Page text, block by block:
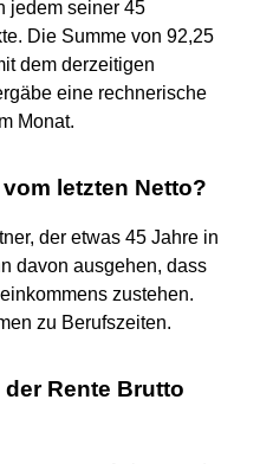
jedem seiner 45
Die Summe von 92,25
dem derzeitigen
eine rechnerische
Monat.
letzten Netto?
der etwas 45 Jahre in
davon ausgehen, dass
zustehen.
zu Berufszeiten.
Rente Brutto